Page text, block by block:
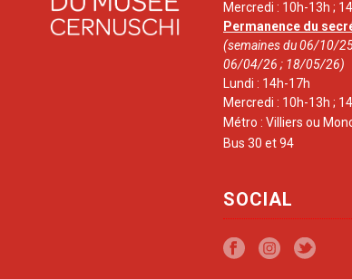
Mercredi : 10h-13h ;
Permanence du
(semaines du 06/10/
06/04/26 ; 18/05/26)
Lundi : 14h-17h
Mercredi : 10h-13h ;
Métro : Villiers ou
Bus 30 et 94
SOCIAL